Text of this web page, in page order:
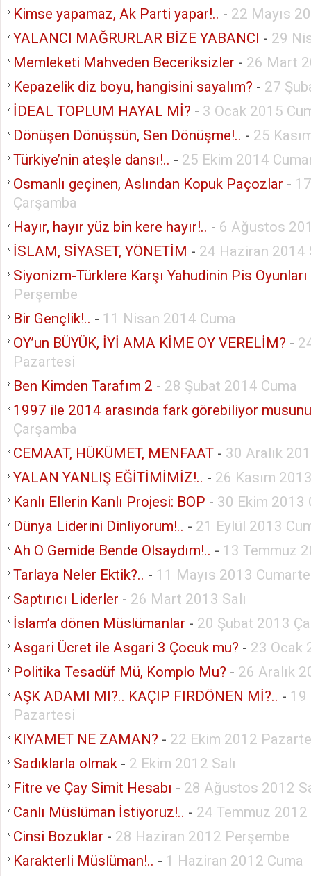
Kimse yapamaz, Ak Parti yapar!.. - 22 Mayıs
YALANCI MAĞRURLAR BİZE YABANCI - 29
Memleketi Mahveden Beceriksizler - 26 Mart
Kepazelik diz boyu, hangisini sayalım? - 27
İDEAL TOPLUM HAYAL Mİ? - 3 Ocak 2015
Dönüşen Dönüşsün, Sen Dönüşme!.. - 25
Türkiye’nin ateşle dansı!.. - 25 Ekim 2014
Osmanlı geçinen, Aslından Kopuk Paçozlar -
Çarşamba
Hayır, hayır yüz bin kere hayır!.. - 6 Ağustos
İSLAM, SİYASET, YÖNETİM - 24 Haziran 2014
Siyonizm-Türklere Karşı Yahudinin Pis Oyunları
Perşembe
Bir Gençlik!.. - 11 Nisan 2014 Cuma
OY’un BÜYÜK, İYİ AMA KİME OY VERELİM? -
Pazartesi
Ben Kimden Tarafım 2 - 28 Şubat 2014 Cuma
1997 ile 2014 arasında fark görebiliyor
Çarşamba
CEMAAT, HÜKÜMET, MENFAAT - 30 Aralık
YALAN YANLIŞ EĞİTİMİMİZ!.. - 26 Kasım
Kanlı Ellerin Kanlı Projesi: BOP - 30 Ekim 2013
Dünya Liderini Dinliyorum!.. - 21 Eylül 2013
Ah O Gemide Bende Olsaydım!.. - 13 Temmuz
Tarlaya Neler Ektik?.. - 11 Mayıs 2013
Saptırıcı Liderler - 26 Mart 2013 Salı
İslam’a dönen Müslümanlar - 20 Şubat 2013
Asgari Ücret ile Asgari 3 Çocuk mu? - 23 Ocak
Politika Tesadüf Mü, Komplo Mu? - 26 Aralık
AŞK ADAMI MI?.. KAÇIP FIRDÖNEN Mİ?.. - 19
Pazartesi
KIYAMET NE ZAMAN? - 22 Ekim 2012
Sadıklarla olmak - 2 Ekim 2012 Salı
Fitre ve Çay Simit Hesabı - 28 Ağustos 2012
Canlı Müslüman İstiyoruz!.. - 24 Temmuz 2012
Cinsi Bozuklar - 28 Haziran 2012 Perşembe
Karakterli Müslüman!.. - 1 Haziran 2012 Cuma